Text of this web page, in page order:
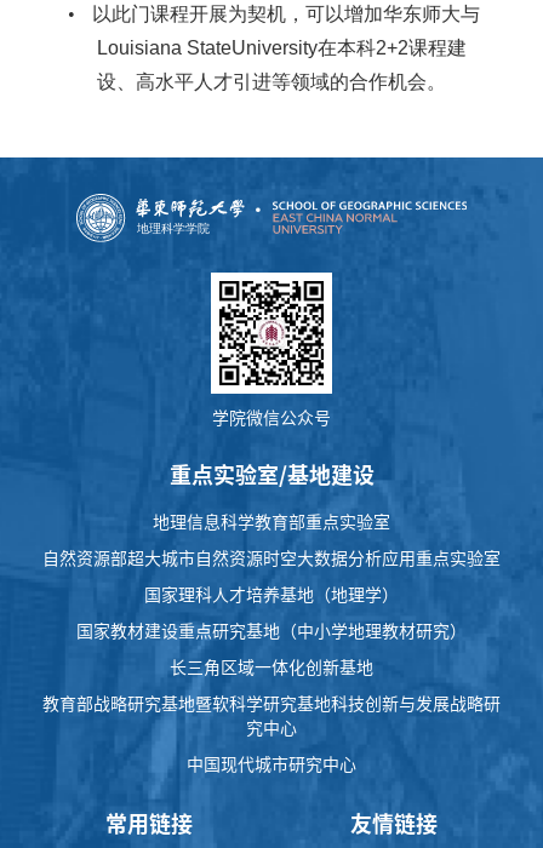
•
以此门课程开展为契机，可以增加华东师大与
Louisiana StateUniversity在本科2+2课程建
设、高水平人才引进等领域的合作机会。
学院微信公众号
重点实验室/基地建设
地理信息科学教育部重点实验室
自然资源部超大城市自然资源时空大数据分析应用重点实验室
国家理科人才培养基地（地理学）
国家教材建设重点研究基地（中小学地理教材研究）
长三角区域一体化创新基地
教育部战略研究基地暨软科学研究基地科技创新与发展战略研
究中心
中国现代城市研究中心
常用链接 友情链接